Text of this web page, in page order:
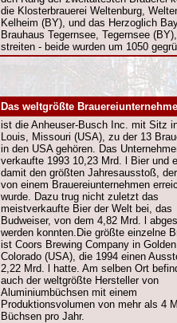
die Klosterbrauerei Weltenburg,
Kelheim (BY), und das Herzoglich
Brauhaus Tegernsee, Tegernsee (BY),
streiten - beide wurden um 1050
Das weltgrößte
ist die Anheuser-Busch Inc. mit Sitz
Louis, Missouri (USA), zu der 13
in den USA gehören. Das
verkaufte 1993 10,23 Mrd. l Bier und
damit den größten Jahresausstoß,
von einem Brauereiunternehmen
wurde. Dazu trug nicht zuletzt das
meistverkaufte Bier der Welt bei, das
Budweiser, von dem 4,82 Mrd. l
werden konnten.Die größte einzelne
ist Coors Brewing Company in
Colorado (USA), die 1994 einen
2,22 Mrd. l hatte. Am selben Ort
auch der weltgrößte Hersteller von
Aluminiumbüchsen mit einem
Produktionsvolumen von mehr als 4
Büchsen pro Jahr.